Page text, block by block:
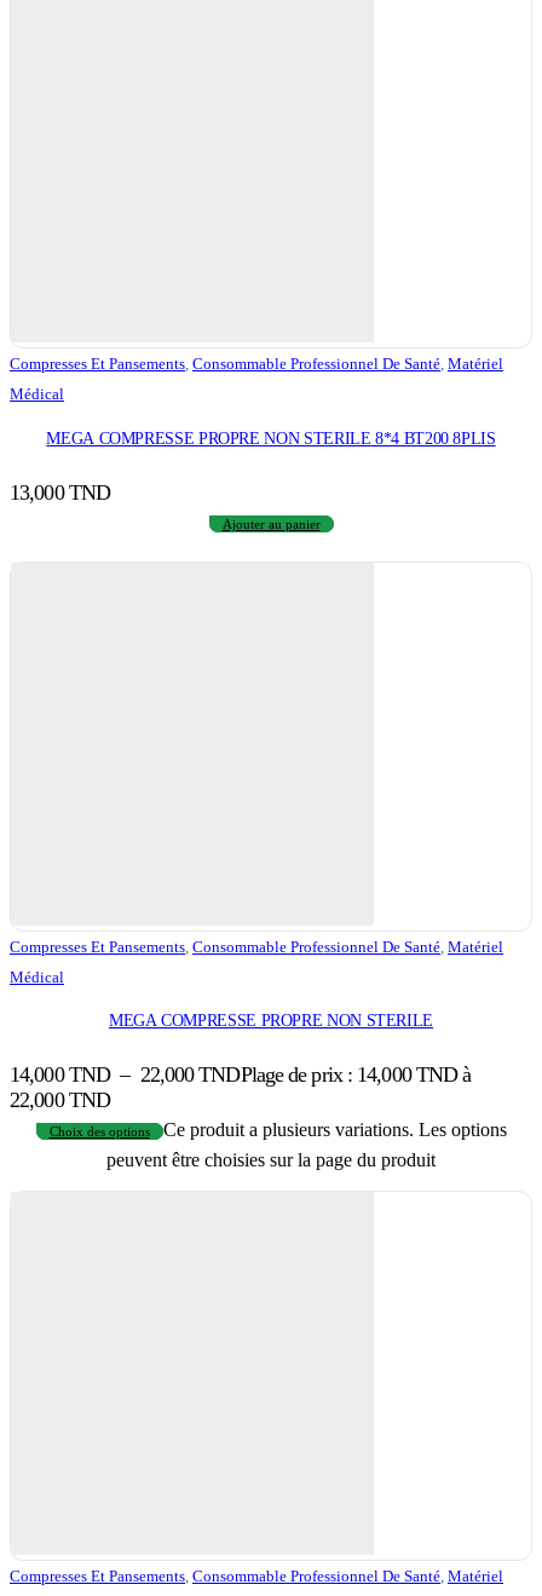
Compresses Et Pansements, Consommable Professionnel De Santé, Matériel
Médical
MEGA COMPRESSE PROPRE NON STERILE 8*4 BT200 8PLIS
13,000TND
Ajouter au panier
Compresses Et Pansements Consommable Professionnel De Santé Matériel
Médical
MEGA COMPRESSE PROPRE NON STERILE
14,000TND – 22,000TNDPlage de prix : 14,000 TND à
22,000 TND
Choix des options
Ce produit a plusieurs variations. Les options
peuvent être choisies sur la page du produit
Compresses Et Pansements Consommable Professionnel De Santé Matériel